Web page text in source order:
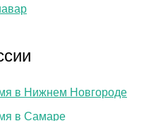
в Нижнем Новгороде
в Самаре